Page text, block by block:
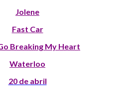
Jolene
Fast Car
Breaking My Heart
Waterloo
20 de abril